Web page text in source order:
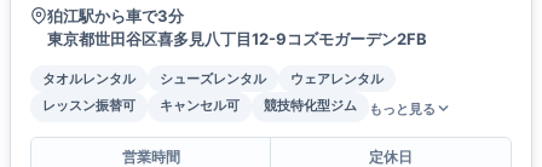
狛江駅から車で3分
東京都世田谷区喜多見八丁目12-9コズモガーデン2FB
タオルレンタル シューズレンタル
ウェアレンタル
レッスン振替可
キャンセル可 競技特化型ジム もっと見る
営業時間
定休日